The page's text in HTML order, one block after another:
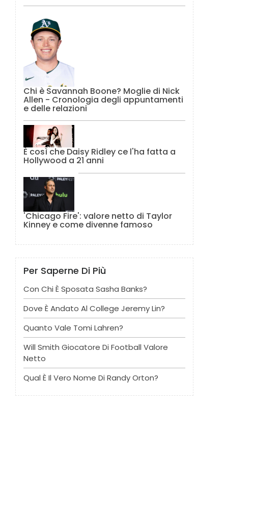
Chi è Savannah Boone? Moglie di Nick
Allen - Cronologia degli appuntamenti
e delle relazioni
È così che Daisy Ridley ce l'ha fatta a
Hollywood a 21 anni
'Chicago Fire': valore netto di Taylor
Kinney e come divenne famoso
Per Saperne Di Più
Con Chi È Sposata Sasha Banks?
Dove È Andato Al College Jeremy Lin?
Quanto Vale Tomi Lahren?
Will Smith Giocatore Di Football Valore
Netto
Qual È Il Vero Nome Di Randy Orton?